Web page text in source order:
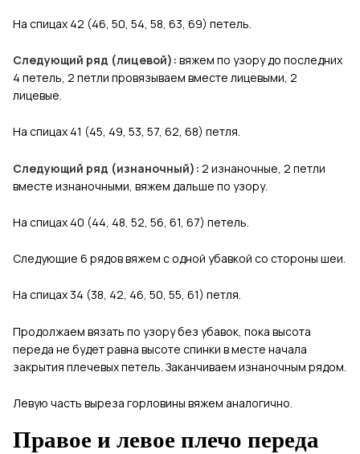
На спицах 42 (46, 50, 54, 58, 63, 69) петель.
Следующий ряд (лицевой): вяжем по узору до последних
4 петель, 2 петли провязываем вместе лицевыми, 2
лицевые.
На спицах 41 (45, 49, 53, 57, 62, 68) петля.
Следующий ряд (изнаночный): 2 изнаночные, 2 петли
вместе изнаночными, вяжем дальше по узору.
На спицах 40 (44, 48, 52, 56, 61, 67) петель.
Следующие 6 рядов вяжем с одной убавкой со стороны шеи.
На спицах 34 (38, 42, 46, 50, 55, 61) петля.
Продолжаем вязать по узору без убавок, пока высота
переда не будет равна высоте спинки в месте начала
закрытия плечевых петель. Заканчиваем изнаночным рядом.
Левую часть выреза горловины вяжем аналогично.
Правое и левое плечо переда